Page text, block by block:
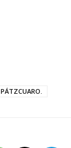
PÁTZCUARO.